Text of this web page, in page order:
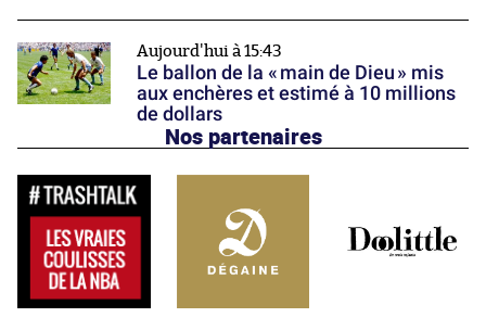
Aujourd'hui à 15:43
Le ballon de la « main de Dieu » mis
aux enchères et estimé à 10 millions
de dollars
Nos partenaires